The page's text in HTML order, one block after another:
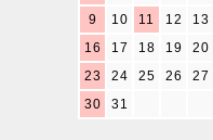
9
10 11 12 13
16
17 18 19 20
23
24 25 26 27
30
31